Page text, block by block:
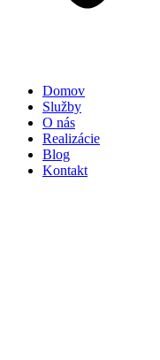
Domov
Služby
O nás
Realizácie
Blog
Kontakt